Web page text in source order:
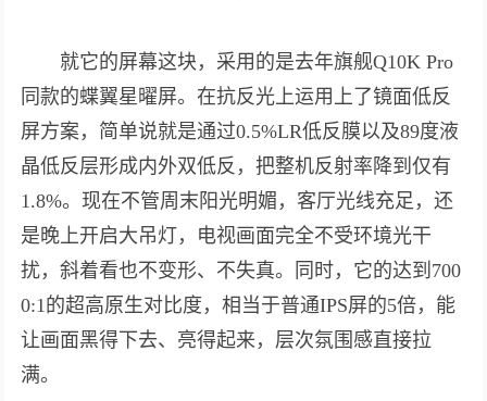
就它的屏幕这块，采用的是去年旗舰Q10K Pro
同款的蝶翼星曜屏。在抗反光上运用上了镜面低反
屏方案，简单说就是通过0.5%LR低反膜以及89度液
晶低反层形成内外双低反，把整机反射率降到仅有
1.8%。现在不管周末阳光明媚，客厅光线充足，还
是晚上开启大吊灯，电视画面完全不受环境光干
扰，斜着看也不变形、不失真。同时，它的达到700
0:1的超高原生对比度，相当于普通IPS屏的5倍，能
让画面黑得下去、亮得起来，层次氛围感直接拉
满。